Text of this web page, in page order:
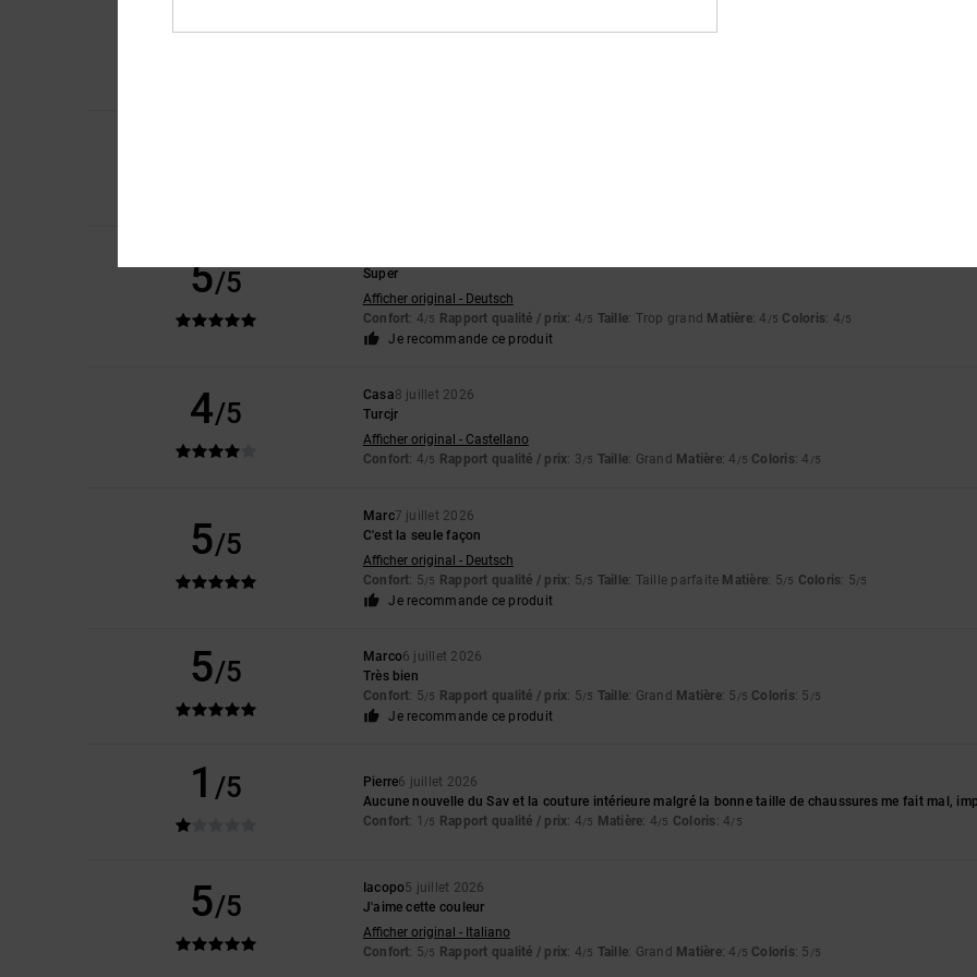
5/5
5/5
Super
Afficher original - Deutsch
Confort: 4/5 Rapport qualité / prix: 4/5 Taille: Trop grand Matière: 4 /5 Coloris: 4/5
Je recommande ce produit
4/5
Casa8 juillet 2026
Turcjr
Afficher original - Castellano
Confort: 4/5 Rapport qualité / prix: 3/5 Taille: Grand Matière: 4 /5 Coloris: 4 /5
5/5
Marc7 juillet 2026
C'est la seule façon
Afficher original - Deutsch
Confort: 5/5 Rapport qualité / prix: 5/5 Taille: Taille parfaite Matière: 5/5 Coloris: 5/5
Je recommande ce produit
5/5 Marco6 juillet 2026
Très bien
Confort: 5/5 Rapport qualité / prix: 5/5 Taille: Grand Matière: 5 /5 Coloris: 5 /5
Je recommande ce produit
1 /5 Pierre6 juillet 2026
Aucune nouvelle du Sav et la couture intérieure malgré la bonne taille de chaussures me fait mal,
Confort: 1 /5 Rapport qualité / prix: 4/5 Matière: 4/5 Coloris: 4/5
5/5
Iacopo5 juillet 2026
J'aime cette couleur
Afficher original - Italiano
Confort: 5/5 Rapport qualité / prix: 4/5 Taille: Grand Matière: 4 /5 Coloris: 5 /5